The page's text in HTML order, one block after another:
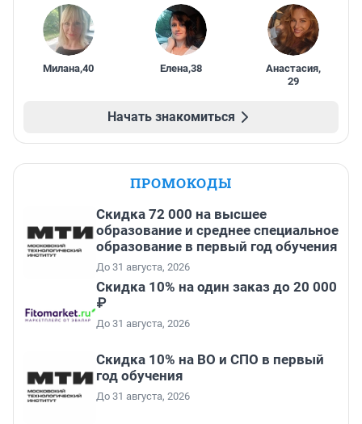
Милана,40 Елена,38 Анастасия,
29
Начать знакомиться
ПРОМОКОДЫ
Скидка 72 000 на высшее
образование и среднее специальное
образование в первый год обучения
До 31 августа, 2026
Скидка 10% на один заказ до 20 000
₽
До 31 августа, 2026
Скидка 10% на ВО и СПО в первый
год обучения
До 31 августа, 2026